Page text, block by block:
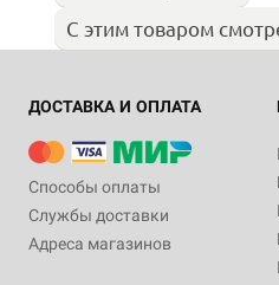
С этим товаром
ДОСТАВКА И ОПЛАТА
Способы оплаты
Службы доставки
Адреса магазинов